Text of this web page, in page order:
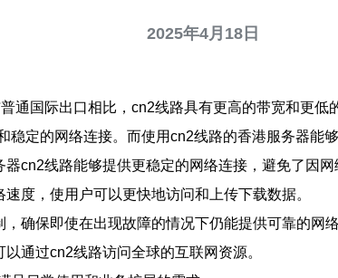
2025年4月18日
通国际出口相比，cn2线路具有更高的带宽和更低
定的网络连接。而使用cn2线路的香港服务器能
cn2线路能够提供更稳定的网络连接，避免了因网
度，使用户可以更快地访问和上传下载数据。
确保即使在出现故障的情况下仍能提供可靠的网络
通过cn2线路访问全球的互联网资源。